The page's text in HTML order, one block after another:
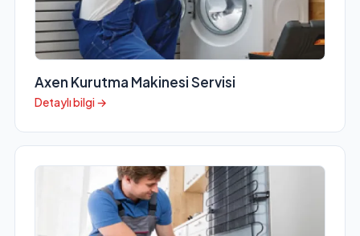
Axen Kurutma Makinesi Servisi
Detaylı bilgi →